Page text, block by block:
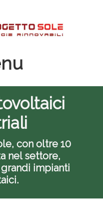
con oltre 10
nel settore,
impianti